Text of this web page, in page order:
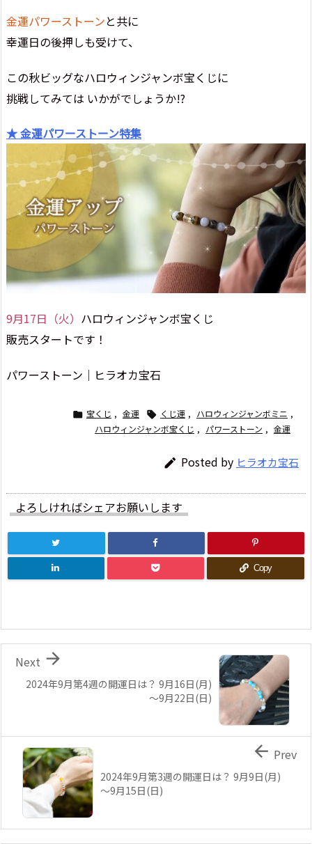
金運パワーストーンと共に
幸運日の後押しも受けて、
この秋ビッグなハロウィンジャンボ宝くじに
挑戦してみては いかがでしょうか!?
★ 金運パワーストーン特集
9月17日（火） ハロウィンジャンボ宝くじ
販売スタートです！
パワーストーン｜ヒラオカ宝石
 宝くじ , 金運  くじ運 , ハロウィンジャンボミニ ,
ハロウィンジャンボ宝くじ , パワーストーン , 金運
 Posted by ヒラオカ宝石
よろしければシェアお願いします
Copy
2024年9月第4週の開運日は？ 9月16日(月)
～9月22日(日)

Next
2024年9月第3週の開運日は？ 9月9日(月)
～9月15日(日)
 Prev